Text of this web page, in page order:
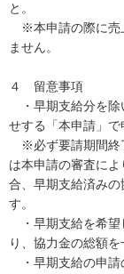
と。
※本申請の際に売
ません。
４ 留意事項
・早期支給分を除
せする「本申請」で
※必ず要請期間終
は本申請の審査に
合、早期支給済み
す。
・早期支給を希望
り、協力金の総額
・早期支給の申請